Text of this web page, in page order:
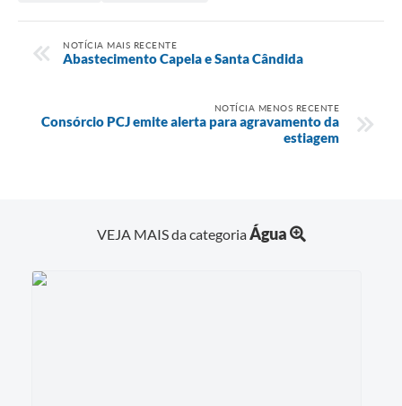
NOTÍCIA MAIS RECENTE
Abastecimento Capela e Santa Cândida
NOTÍCIA MENOS RECENTE
Consórcio PCJ emite alerta para agravamento da
estiagem
VEJA MAIS da categoriaÁgua